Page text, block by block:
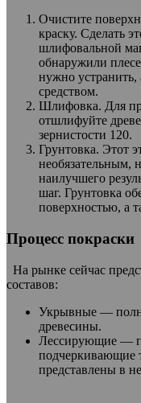
Очистите
краску. Сделать
шлифовальной
обнаружили
нужно устранить,
средством.
Шлифовка. Для
отшлифуйте
зернистости 120.
Грунтовка. Этот
необязательным,
наилучшего
шаг. Грунтовка
поверхностью, а
Процесс покраски
На рынке сейчас
составов:
Укрывные —
древесины.
Лессирующие —
подчеркивающие
представлены в